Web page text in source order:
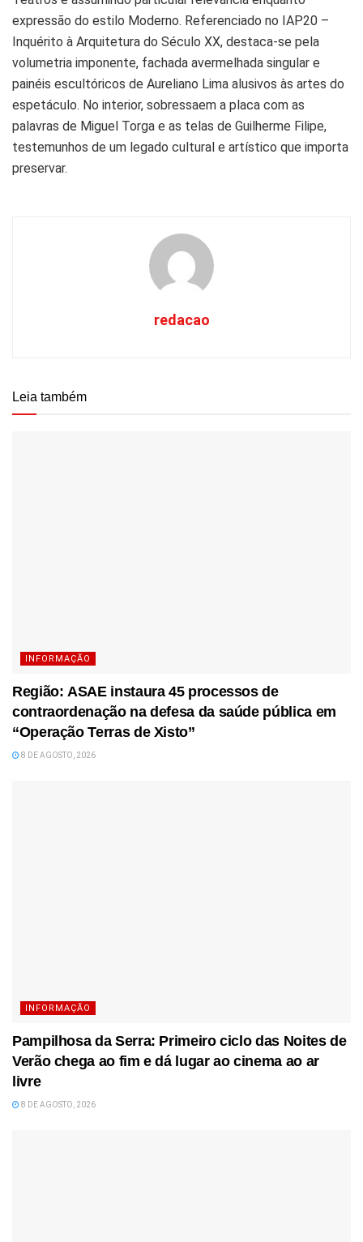
expressão do estilo Moderno. Referenciado no IAP20 –
Inquérito à Arquitetura do Século XX, destaca-se pela
volumetria imponente, fachada avermelhada singular e
painéis escultóricos de Aureliano Lima alusivos às artes do
espetáculo. No interior, sobressaem a placa com as
palavras de Miguel Torga e as telas de Guilherme Filipe,
testemunhos de um legado cultural e artístico que importa
preservar.
redacao
Leia também
INFORMAÇÃO
Região: ASAE instaura 45 processos de
contraordenação na defesa da saúde pública em
“Operação Terras de Xisto”
8 DE AGOSTO, 2026
INFORMAÇÃO
Pampilhosa da Serra: Primeiro ciclo das Noites de
Verão chega ao fim e dá lugar ao cinema ao ar
livre
8 DE AGOSTO, 2026